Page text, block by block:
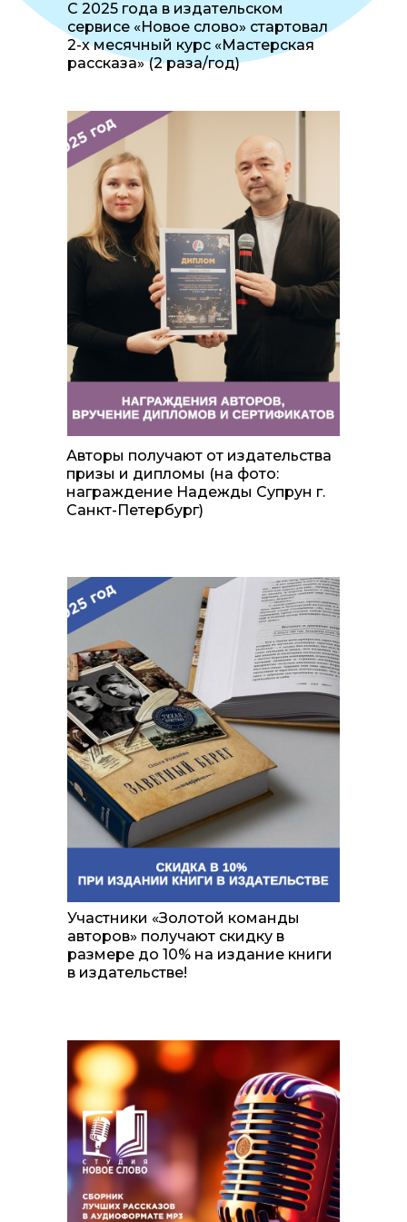
С 2025 года в издательском
сервисе «Новое слово» стартовал
2-х месячный курс «Мастерская
рассказа» (2 раза/год)
Участники «Золотой команды
авторов» получают скидку в
размере до 10% на издание книги
в издательстве!
Авторы получают от издательства
призы и дипломы (на фото:
награждение Надежды Супрун г.
Санкт-Петербург)